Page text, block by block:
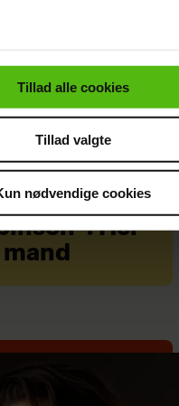
.
Tillad alle cookies
Tillad valgte
nødvendige cookies
Her